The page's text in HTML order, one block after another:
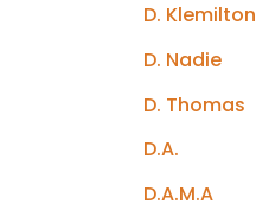
D. Klemilton
D. Nadie
D. Thomas
D.A.
D.A.M.A